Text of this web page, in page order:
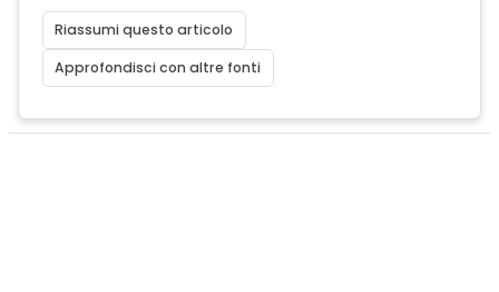
Riassumi questo articolo
Approfondisci con altre fonti